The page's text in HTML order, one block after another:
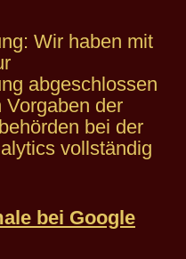
Wir haben mit
abgeschlossen
Vorgaben der
bei der
vollständig
bei Google